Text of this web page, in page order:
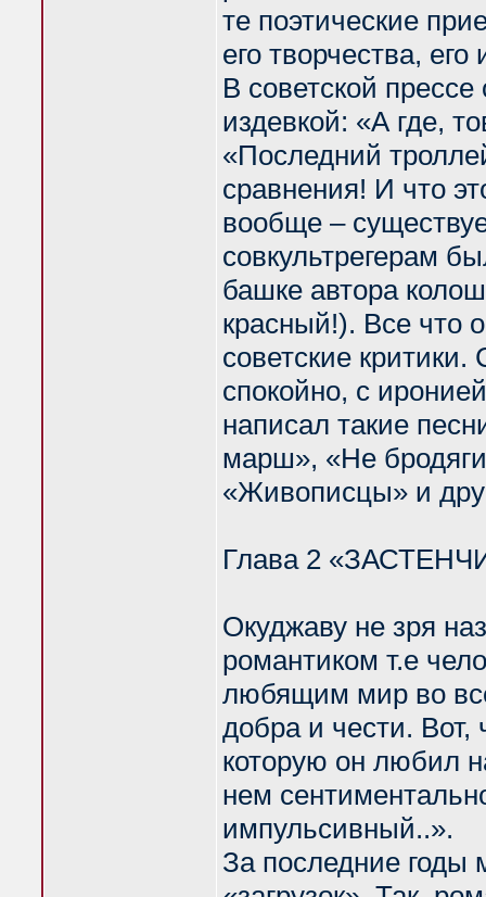
те поэтические
его творчества,
В советской
издевкой: «А где,
«Последний
сравнения! И что
вообще –
совкультрегерам
башке автора
красный!). Все что
советские
спокойно, с
написал такие
марш», «Не
«Живописцы» и
Глава 2
Окуджаву не зря
романтиком т.е
любящим мир во
добра и чести. Вот,
которую он любил
нем
импульсивный..».
За последние годы